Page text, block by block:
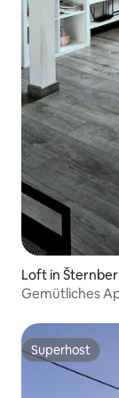
Loft in
Gemütliches
Superhost
Superhost